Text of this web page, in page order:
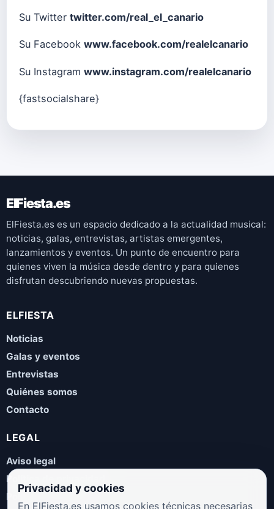
Su Twitter twitter.com/real_el_canario
Su Facebook www.facebook.com/realelcanario
Su Instagram www.instagram.com/realelcanario
{fastsocialshare}
ElFiesta.es
ElFiesta.es es un espacio dedicado a la actualidad musical:
noticias, galas, entrevistas, artistas emergentes,
lanzamientos y eventos. Un punto de encuentro para
quienes viven la música desde dentro y para quienes
disfrutan descubriendo nuevas propuestas.
ELFIESTA
Noticias
Galas y eventos
Entrevistas
Quiénes somos
Contacto
LEGAL
Aviso legal
Política de privacidad
Política de cookies
Privacidad y cookies
En ElFiesta.es usamos cookies técnicas necesarias